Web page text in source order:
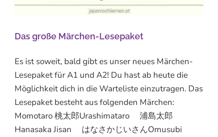
Das große Märchen-Lesepaket
Es ist soweit, bald gibt es unser neues Märchen-
Lesepaket für A1 und A2! Du hast ab heute die
Möglichkeit dich in die Warteliste einzutragen. Das
Lesepaket besteht aus folgenden Märchen:
Momotaro 桃太郎Urashimataro 浦島太郎
Hanasaka Jisan はなさかじいさんOmusubi